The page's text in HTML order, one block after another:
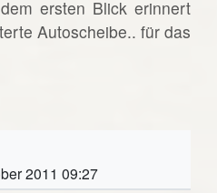
ersten Blick erinnert
Autoscheibe.. für das
2011 09:27